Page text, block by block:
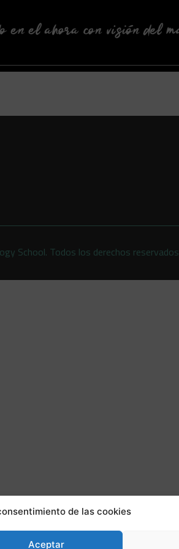
de las cookies
Aceptar
School. Todos los derechos reservados